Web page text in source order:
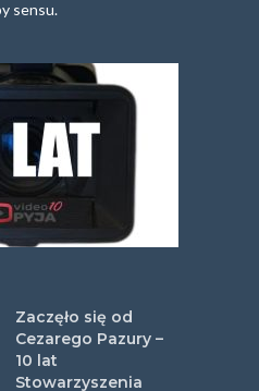
sensu.
Zaczęło się od
Cezarego Pazury –
10 lat
Stowarzyszenia